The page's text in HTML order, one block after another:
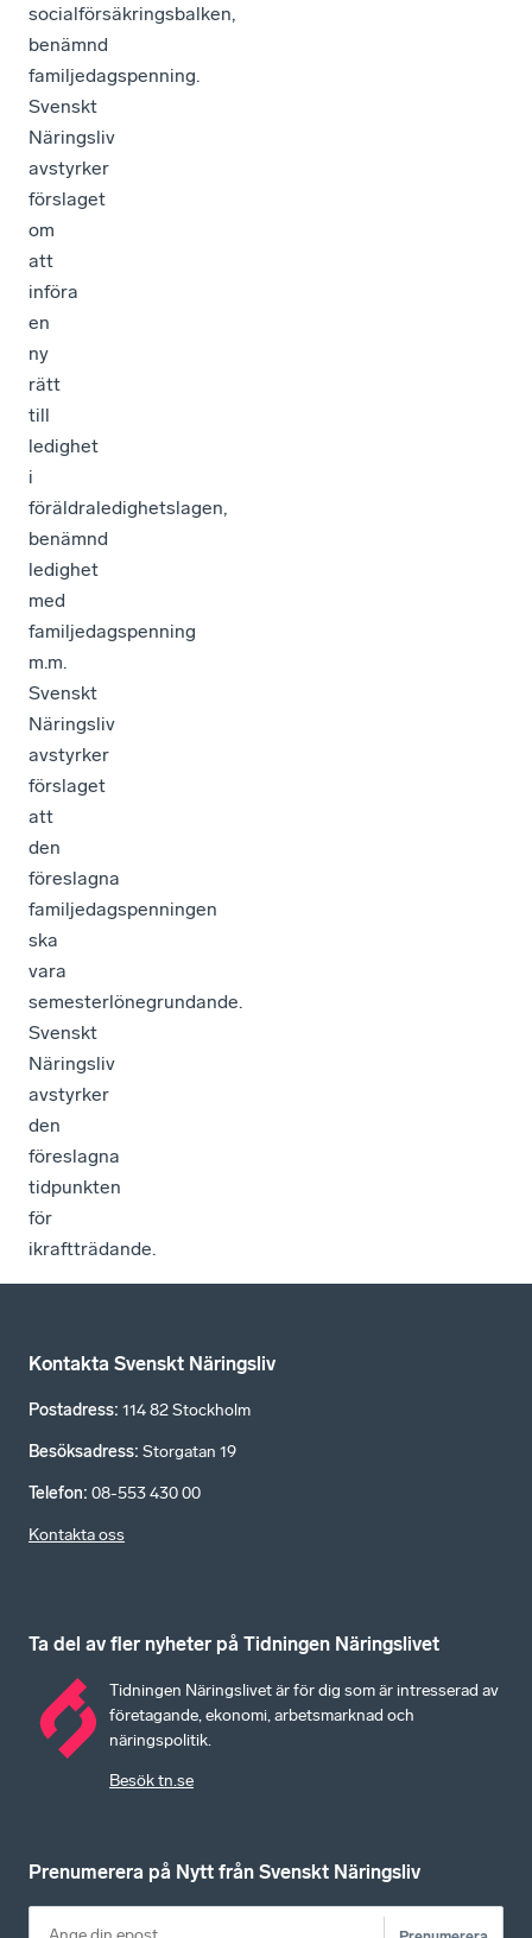
socialförsäkringsbalken,
benämnd
familjedagspenning.
Svenskt
Näringsliv
avstyrker
förslaget
om
att
införa
en
ny
rätt
till
ledighet
i
föräldraledighetslagen,
benämnd
ledighet
med
familjedagspenning
m.m.
Svenskt
Näringsliv
avstyrker
förslaget
att
den
föreslagna
familjedagspenningen
ska
vara
semesterlönegrundande.
Svenskt
Näringsliv
avstyrker
den
föreslagna
tidpunkten
för
ikraftträdande.
Kontakta Svenskt Näringsliv
Postadress: 114 82 Stockholm
Besöksadress: Storgatan 19
Telefon: 08-553 430 00
Kontakta oss
Ta del av fler nyheter på Tidningen Näringslivet
Tidningen Näringslivet är för dig som är intresserad av
företagande, ekonomi, arbetsmarknad och
näringspolitik.
Besök tn.se
Prenumerera på Nytt från Svenskt Näringsliv